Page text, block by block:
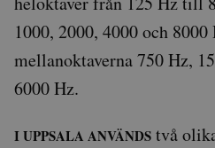
1000, 2000, 4000 och
mellanoktaverna 750 Hz,
6000 Hz.
I UPPSALA ANVÄNDS två